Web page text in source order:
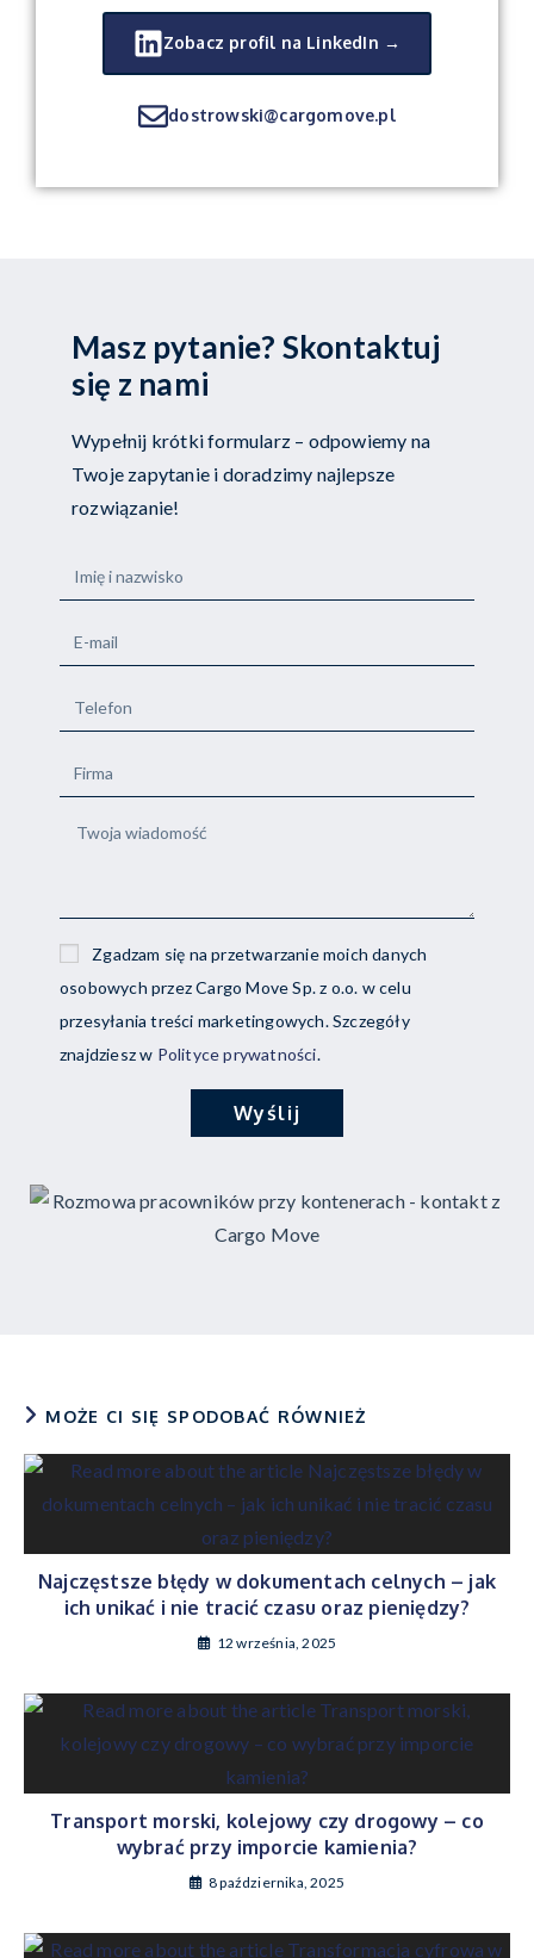
Zobacz profil na LinkedIn →
dostrowski@cargomove.pl
Masz pytanie? Skontaktuj
się z nami
Wypełnij krótki formularz – odpowiemy na
Twoje zapytanie i doradzimy najlepsze
rozwiązanie!
Zgadzam się na przetwarzanie moich danych
osobowych przez Cargo Move Sp. z o.o. w celu
przesyłania treści marketingowych. Szczegóły
znajdziesz w Polityce prywatności.
Wyślij
MOŻE CI SIĘ SPODOBAĆ RÓWNIEŻ
Najczęstsze błędy w dokumentach celnych – jak
ich unikać i nie tracić czasu oraz pieniędzy?
12 września, 2025
Transport morski, kolejowy czy drogowy – co
wybrać przy imporcie kamienia?
8 października, 2025